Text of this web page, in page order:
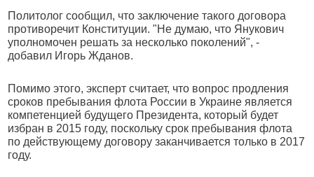
Политолог сообщил, что заключение такого договора
противоречит Конституции. "Не думаю, что Янукович
уполномочен решать за несколько поколений", -
добавил Игорь Жданов.
Помимо этого, эксперт считает, что вопрос продления
сроков пребывания флота России в Украине является
компетенцией будущего Президента, который будет
избран в 2015 году, поскольку срок пребывания флота
по действующему договору заканчивается только в 2017
году.